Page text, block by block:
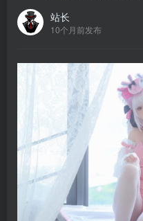
站长
10个月前发布